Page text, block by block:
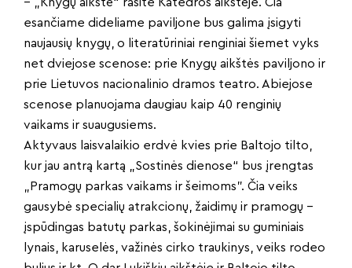
esančiame dideliame paviljone bus galima įsigyti
naujausių knygų, o literatūriniai renginiai šiemet vyks
net dviejose scenose: prie Knygų aikštės paviljono ir
prie Lietuvos nacionalinio dramos teatro. Abiejose
scenose planuojama daugiau kaip 40 renginių
vaikams ir suaugusiems.
Aktyvaus laisvalaikio erdvė kvies prie Baltojo tilto,
kur jau antrą kartą „Sostinės dienose“ bus įrengtas
„Pramogų parkas vaikams ir šeimoms”. Čia veiks
gausybė specialių atrakcionų, žaidimų ir pramogų –
įspūdingas batutų parkas, šokinėjimai su guminiais
lynais, karuselės, važinės cirko traukinys, veiks rodeo